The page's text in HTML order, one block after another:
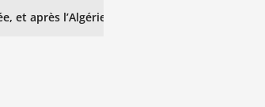
et après l’Algérie ?